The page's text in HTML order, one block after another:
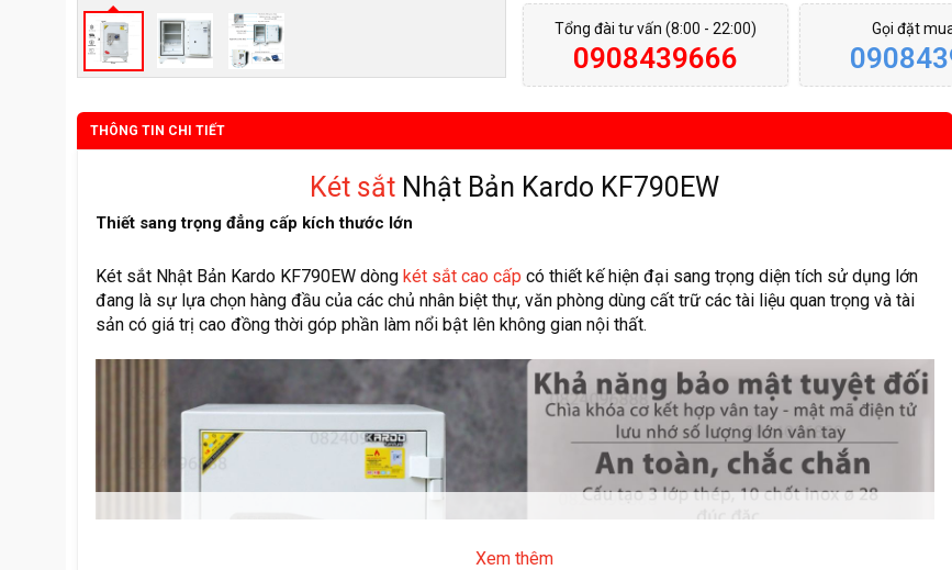
Tổng đài tư vấn (8:00 - 22:00)
0908439666
Gọi đặt
THÔNG TIN CHI TIẾT
Két sắt Nhật Bản Kardo KF790EW
Thiết sang trọng đẳng cấp kích thước lớn
Két sắt Nhật Bản Kardo KF790EW dòng két sắt cao cấp có thiết kế hiện đại sang trọng diện tích sử dụng lớn
đang là sự lựa chọn hàng đầu của các chủ nhân biệt thự, văn phòng dùng cất trữ các tài liệu quan trọng và tài
sản có giá trị cao đồng thời góp phần làm nổi bật lên không gian nội thất.
Xem thêm